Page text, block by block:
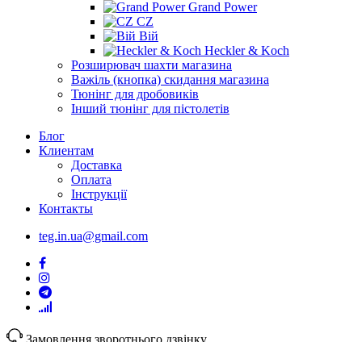
Grand Power
CZ
Вій
Heckler & Koch
Розширювач шахти магазина
Важіль (кнопка) скидання магазина
Тюнінг для дробовиків
Інший тюнінг для пістолетів
Блог
Клиентам
Доставка
Оплата
Інструкції
Контакты
teg.in.ua@gmail.com
Замовлення зворотнього дзвінку